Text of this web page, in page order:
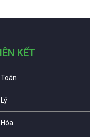
KẾT